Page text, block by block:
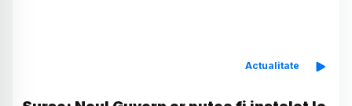
Actualitate